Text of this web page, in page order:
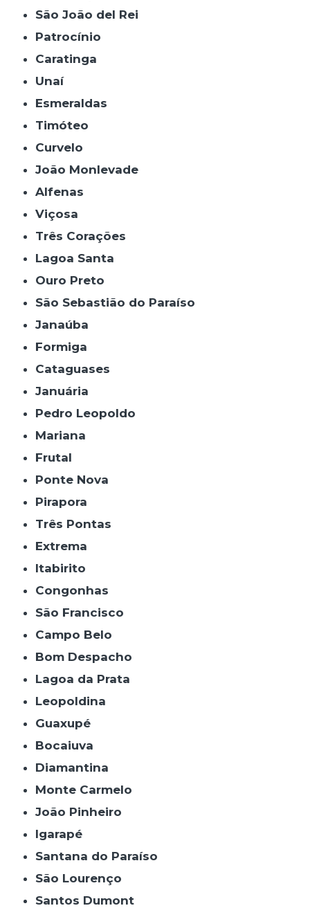
São João del Rei
Patrocínio
Caratinga
Unaí
Esmeraldas
Timóteo
Curvelo
João Monlevade
Alfenas
Viçosa
Três Corações
Lagoa Santa
Ouro Preto
São Sebastião do Paraíso
Janaúba
Formiga
Cataguases
Januária
Pedro Leopoldo
Mariana
Frutal
Ponte Nova
Pirapora
Três Pontas
Extrema
Itabirito
Congonhas
São Francisco
Campo Belo
Bom Despacho
Lagoa da Prata
Leopoldina
Guaxupé
Bocaiuva
Diamantina
Monte Carmelo
João Pinheiro
Igarapé
Santana do Paraíso
São Lourenço
Santos Dumont